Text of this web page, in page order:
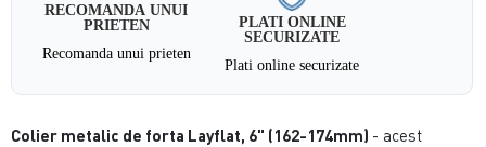
RECOMANDA UNUI
PRIETEN
Recomanda unui prieten
PLATI ONLINE
SECURIZATE
Plati online securizate
Colier metalic de forta Layflat, 6" (162-174mm) - acest